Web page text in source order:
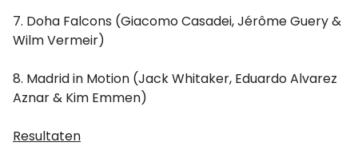
7. Doha Falcons (Giacomo Casadei, Jérôme Guery &
Wilm Vermeir)
8. Madrid in Motion (Jack Whitaker, Eduardo Alvarez
Aznar & Kim Emmen)
Resultaten